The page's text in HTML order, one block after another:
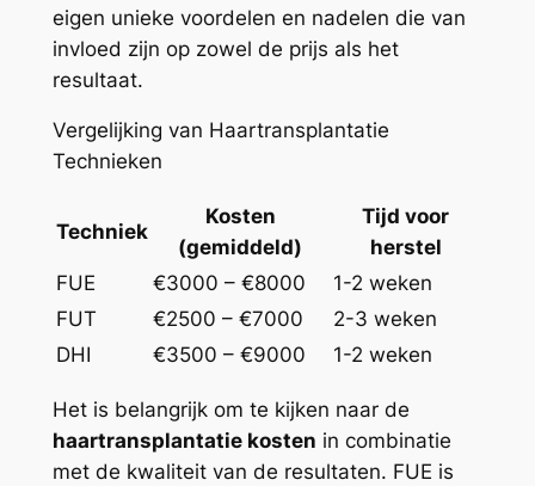
eigen unieke voordelen en nadelen die van
invloed zijn op zowel de prijs als het
resultaat.
Vergelijking van Haartransplantatie
Technieken
Techniek
Kosten
(gemiddeld)
Tijd voor
herstel
FUE
€3000 – €8000
1-2 weken
FUT
€2500 – €7000
2-3 weken
DHI
€3500 – €9000 1-2 weken
Het is belangrijk om te kijken naar de
haartransplantatie kosten in combinatie
met de kwaliteit van de resultaten. FUE is